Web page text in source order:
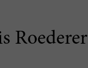
Roederer